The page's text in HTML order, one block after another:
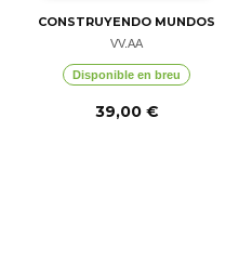
CONSTRUYENDO MUNDOS
VV.AA
Disponible en breu
39,00 €